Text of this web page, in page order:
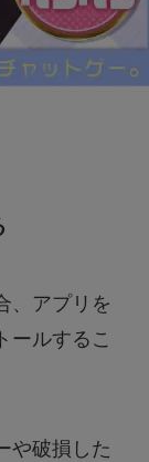
、アプリを
ールするこ
や破損した